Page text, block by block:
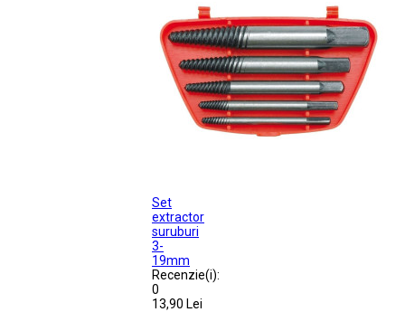
Set
extractor
suruburi
3-
19mm
Recenzie(i):
0
13,90 Lei